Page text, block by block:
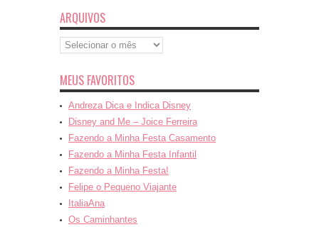
ARQUIVOS
Arquivos
MEUS FAVORITOS
Andreza Dica e Indica Disney
Disney and Me – Joice Ferreira
Fazendo a Minha Festa Casamento
Fazendo a Minha Festa Infantil
Fazendo a Minha Festa!
Felipe o Pequeno Viajante
ItaliaAna
Os Caminhantes